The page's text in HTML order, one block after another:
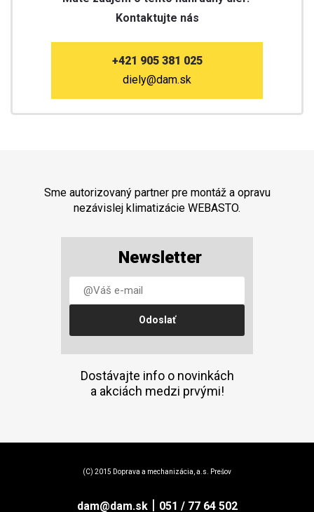
Kontaktujte nás
+421 905 381 025
diely@dam.sk
Sme autorizovaný partner pre montáž a opravu
nezávislej klimatizácie WEBASTO.
Newsletter
Dostávajte info o novinkách
a akciách medzi prvými!
(C) 2015 Doprava a mechanizácia, a.s. Prešov
dam@dam.sk| 051 / 77 64 502